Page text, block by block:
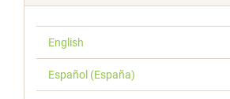
English
Español (España)